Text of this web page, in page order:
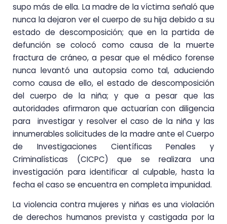
supo más de ella. La madre de la víctima señaló que
nunca la dejaron ver el cuerpo de su hija debido a su
estado de descomposición; que en la partida de
defunción se colocó como causa de la muerte
fractura de cráneo, a pesar que el médico forense
nunca levantó una autopsia como tal, aduciendo
como causa de ello, el estado de descomposición
del cuerpo de la niña; y que a pesar que las
autoridades afirmaron que actuarían con diligencia
para investigar y resolver el caso de la niña y las
innumerables solicitudes de la madre ante el Cuerpo
de Investigaciones Científicas Penales y
Criminalísticas (CICPC) que se realizara una
investigación para identificar al culpable, hasta la
fecha el caso se encuentra en completa impunidad.
La violencia contra mujeres y niñas es una violación
de derechos humanos prevista y castigada por la